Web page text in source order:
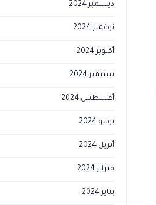
ديسمبر 2024
نوفمبر 2024
أكتوبر 2024
سبتمبر 2024
أغسطس 2024
يونيو 2024
أبريل 2024
فبراير 2024
يناير 2024